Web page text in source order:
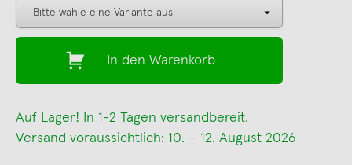
In den Warenkorb
Auf Lager! In 1-2 Tagen versandbereit.
Versand voraussichtlich: 10. – 12. August 2026